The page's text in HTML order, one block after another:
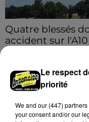
Quatre blessés
accident sur l'A10
Le choc a eu lieu
A LA UNE
Le respect
priorité
We and our (447) partners
your consent and/or our